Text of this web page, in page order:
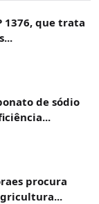
1376, que trata
de sódio
procura